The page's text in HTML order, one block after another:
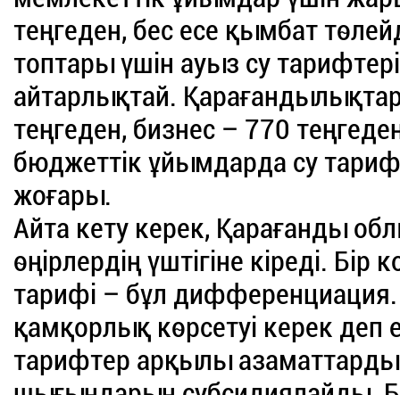
теңгеден, бес есе қымбат
топтары үшін ауыз су
айтарлықтай.
теңгеден, бизнес – 770
бюджеттік ұйымдарда су
жоғары.
Айта кету керек, Қарағанды
өңірлердің үштігіне кіреді.
тарифі – бұл
қамқорлық көрсетуі керек деп
тарифтер арқылы